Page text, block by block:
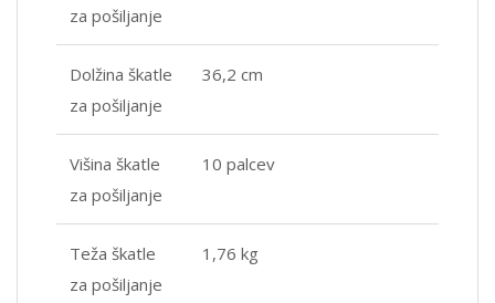
za pošiljanje
Dolžina škatle
za pošiljanje
36,2 cm
Višina škatle
za pošiljanje
10 palcev
Teža škatle
za pošiljanje
1,76 kg